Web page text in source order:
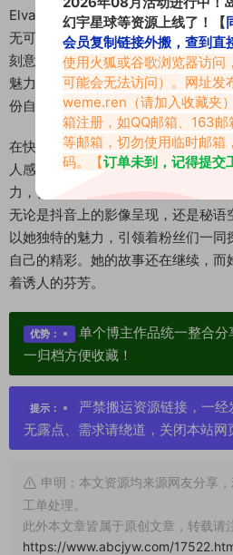
Elva之所以能深受粉丝喜爱，不仅仅
无可挑剔的品味，更重要的是她所展
刻意迎合，而是以最真实的状态分
魅力在于，她明白自己是谁，知道
份自信与从容传递给屏幕前的每一个
在快节奏、高压力的现代生活中，
人感到舒适和愉悦的绿洲。她用自
力，告诉我们年龄不是束缚，而是沉
无论是抖音上的影像呈现，还是秘
以她独特的魅力，引领着粉丝们一
自己的精彩。她的故事还在继续，而
着诱人的芬芳。
优势：
单个博主作品统一整合
一归档方便收藏！
提示：
严禁搬运资源链接，一
无露点、需求请绕道，关闭本站网
申明：本文资源均来源网友分享
工单处理。
此外本文章皆属于原创文章，转载请
https://www.abcjyw.com/
幻宇星球等资源上线了！【
会员复制链接外搬，查到直
使用火狐或谷歌浏览器访问
可能会无法访问）。网址发
weme.ren （请加入收藏夹
箱注册，如QQ邮箱、163
等邮箱，切勿使用临时邮箱
码。【订单未到，记得提交